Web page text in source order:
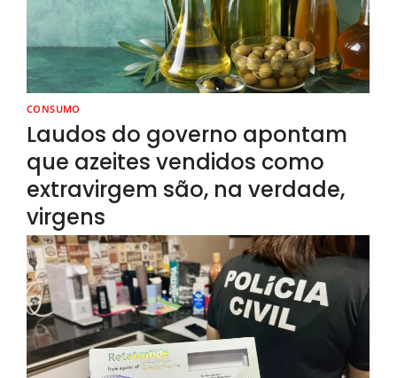
CONSUMO
Laudos do governo apontam
que azeites vendidos como
extravirgem são, na verdade,
virgens